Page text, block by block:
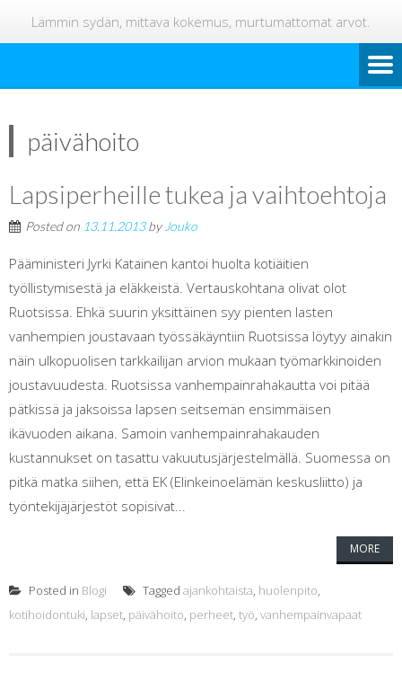
Lämmin sydän, mittava kokemus, murtumattomat arvot.
päivähoito
Lapsiperheille tukea ja vaihtoehtoja
Posted on 13.11.2013by Jouko
Pääministeri Jyrki Katainen kantoi huolta kotiäitien
työllistymisestä ja eläkkeistä. Vertauskohtana olivat olot
Ruotsissa. Ehkä suurin yksittäinen syy pienten lasten
vanhempien joustavaan työssäkäyntiin Ruotsissa löytyy ainakin
näin ulkopuolisen tarkkailijan arvion mukaan työmarkkinoiden
joustavuudesta. Ruotsissa vanhempainrahakautta voi pitää
pätkissä ja jaksoissa lapsen seitsemän ensimmäisen
ikävuoden aikana. Samoin vanhempainrahakauden
kustannukset on tasattu vakuutusjärjestelmällä. Suomessa on
pitkä matka siihen, että EK (Elinkeinoelämän keskusliitto) ja
työntekijäjärjestöt sopisivat...
MORE
Posted in Blogi Tagged ajankohtaista, huolenpito,
kotihoidontuki, lapset, päivähoito, perheet, työ, vanhempainvapaat